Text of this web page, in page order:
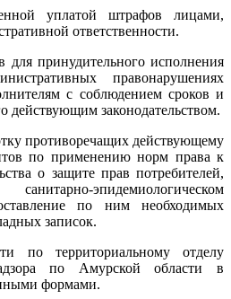
уплатой штрафов лицами,
ответственности.
для принудительного исполнения
правонарушениях
с соблюдением сроков и
действующим законодательством.
противоречащих действующему
по применению норм права к
о защите прав потребителей,
эпидемиологическом
по ним необходимых
записок.
по территориальному отделу
по Амурской области в
формами.